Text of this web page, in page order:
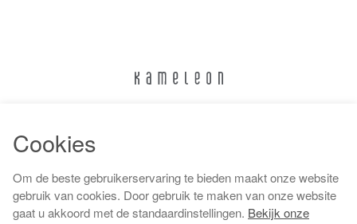
Algemene voorwaarden
Cookies
Om de beste gebruikerservaring te bieden maakt onze website
gebruik van cookies. Door gebruik te maken van onze website
gaat u akkoord met de standaardinstellingen. Bekijk onze